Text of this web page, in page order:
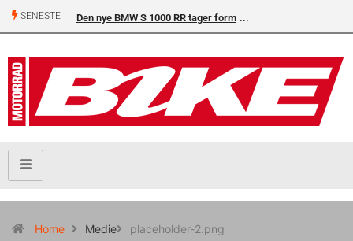
SENESTE Den nye BMW S 1000 RR tager form
Home Medie placeholder-2.png